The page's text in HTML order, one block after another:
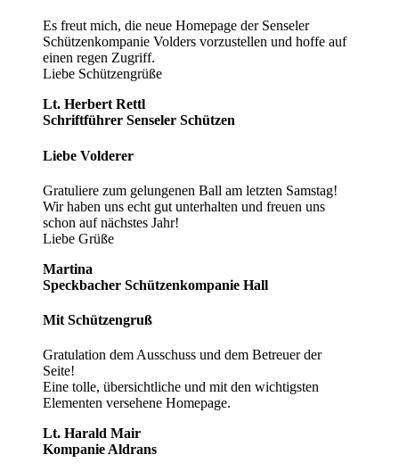
Es freut mich, die neue Homepage der Senseler
Schützenkompanie Volders vorzustellen und hoffe auf
einen regen Zugriff.
Liebe Schützengrüße
Lt. Herbert Rettl
Schriftführer Senseler Schützen
Liebe Volderer
Gratuliere zum gelungenen Ball am letzten Samstag!
Wir haben uns echt gut unterhalten und freuen uns
schon auf nächstes Jahr!
Liebe Grüße
Martina
Speckbacher Schützenkompanie Hall
Mit Schützengruß
Gratulation dem Ausschuss und dem Betreuer der
Seite!
Eine tolle, übersichtliche und mit den wichtigsten
Elementen versehene Homepage.
Lt. Harald Mair
Kompanie Aldrans